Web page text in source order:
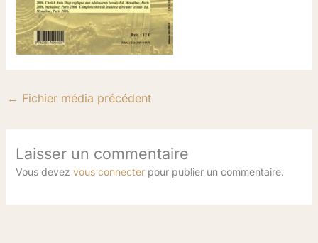
← Fichier média précédent
Laisser un commentaire
Vous devez vous connecterpour publier un commentaire.